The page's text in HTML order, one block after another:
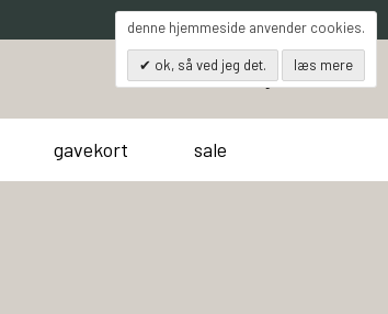
søg kurv 0
gavekort sale
denne hjemmeside anvender cookies.
ok, så ved jeg det. læs mere